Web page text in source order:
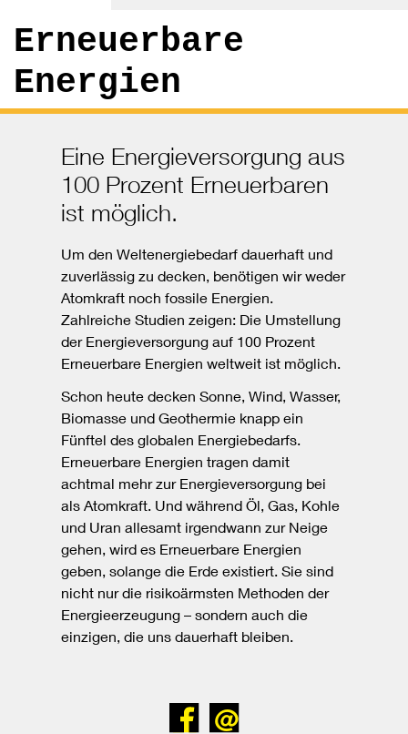
Erneuerbare
Energien
Eine Energieversorgung aus
100 Prozent Erneuerbaren
ist möglich.
Um den Weltenergiebedarf dauerhaft und
zuverlässig zu decken, benötigen wir weder
Atomkraft noch fossile Energien.
Zahlreiche Studien zeigen: Die Umstellung
der Energieversorgung auf 100 Prozent
Erneuerbare Energien weltweit ist möglich.
Schon heute decken Sonne, Wind, Wasser,
Biomasse und Geothermie knapp ein
Fünftel des globalen Energiebedarfs.
Erneuerbare Energien tragen damit
achtmal mehr zur Energieversorgung bei
als Atomkraft. Und während Öl, Gas, Kohle
und Uran allesamt irgendwann zur Neige
gehen, wird es Erneuerbare Energien
geben, solange die Erde existiert. Sie sind
nicht nur die risikoärmsten Methoden der
Energieerzeugung – sondern auch die
einzigen, die uns dauerhaft bleiben.
BeiSenden